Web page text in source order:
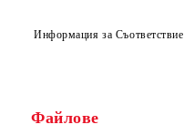
Информация за Съответствие
Файлове